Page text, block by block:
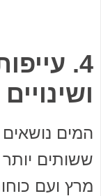
4.
המים
ששותים
מרץ ועם